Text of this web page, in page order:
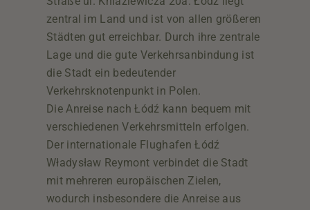
„ES FREUT UNS,
WENN IHR UNS
BESUCHT.“
zentral im Land und ist von allen größeren
Städten gut erreichbar. Durch ihre zentrale
Lage und die gute Verkehrsanbindung ist
die Stadt ein bedeutender
Verkehrsknotenpunkt in Polen.
Die Anreise nach Łódź kann bequem mit
verschiedenen Verkehrsmitteln erfolgen.
Der internationale Flughafen Łódź
Władysław Reymont verbindet die Stadt
mit mehreren europäischen Zielen,
wodurch insbesondere die Anreise aus